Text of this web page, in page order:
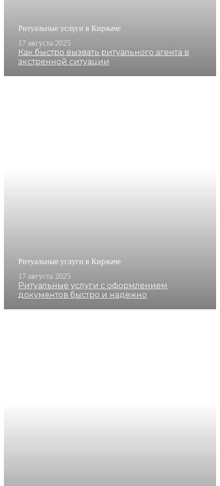
Ритуальные услуги в Киржаче
17 августа 2025
Как быстро вызвать ритуального агента в
экстренной ситуации
Ритуальные услуги в Киржаче
17 августа 2025
Ритуальные услуги с оформлением
документов быстро и надежно